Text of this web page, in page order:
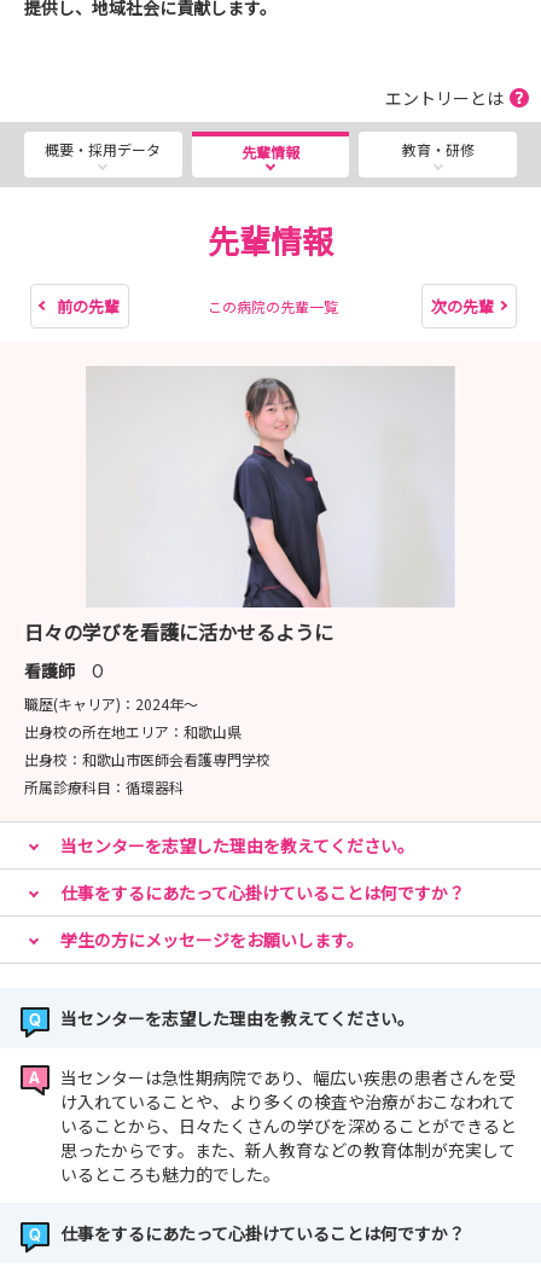
提供し、地域社会に貢献します。
エントリーとは
概要・採用データ 先輩情報 教育・研修
先輩情報
前の先輩 この病院の先輩一覧 次の先輩
日々の学びを看護に活かせるように
看護師 O
職歴(キャリア)： 2024年〜
出身校の所在地エリア： 和歌山県
出身校： 和歌山市医師会看護専門学校
所属診療科目： 循環器科
当センターを志望した理由を教えてください。
仕事をするにあたって心掛けていることは何ですか？
学生の方にメッセージをお願いします。
当センターを志望した理由を教えてください。
当センターは急性期病院であり、幅広い疾患の患者さんを受
け入れていることや、より多くの検査や治療がおこなわれて
いることから、日々たくさんの学びを深めることができると
思ったからです。また、新人教育などの教育体制が充実して
いるところも魅力的でした。
仕事をするにあたって心掛けていることは何ですか？